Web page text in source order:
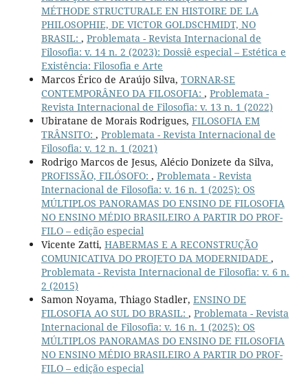
MÉTHODE STRUCTURALE EN HISTOIRE DE LA
PHILOSOPHIE, DE VICTOR GOLDSCHMIDT, NO
BRASIL: , Problemata - Revista Internacional de
Filosofia: v. 14 n. 2 (2023): Dossiê especial – Estética e
Existência: Filosofia e Arte
Marcos Érico de Araújo Silva, TORNAR-SE
CONTEMPORÂNEO DA FILOSOFIA: , Problemata -
Revista Internacional de Filosofia: v. 13 n. 1 (2022)
Ubiratane de Morais Rodrigues, FILOSOFIA EM
TRÂNSITO: , Problemata - Revista Internacional de
Filosofia: v. 12 n. 1 (2021)
Rodrigo Marcos de Jesus, Alécio Donizete da Silva,
PROFISSÃO, FILÓSOFO: , Problemata - Revista
Internacional de Filosofia: v. 16 n. 1 (2025): OS
MÚLTIPLOS PANORAMAS DO ENSINO DE FILOSOFIA
NO ENSINO MÉDIO BRASILEIRO A PARTIR DO PROF-
FILO – edição especial
Vicente Zatti, HABERMAS E A RECONSTRUÇÃO
COMUNICATIVA DO PROJETO DA MODERNIDADE ,
Problemata - Revista Internacional de Filosofia: v. 6 n.
2 (2015)
Samon Noyama, Thiago Stadler, ENSINO DE
FILOSOFIA AO SUL DO BRASIL: , Problemata - Revista
Internacional de Filosofia: v. 16 n. 1 (2025): OS
MÚLTIPLOS PANORAMAS DO ENSINO DE FILOSOFIA
NO ENSINO MÉDIO BRASILEIRO A PARTIR DO PROF-
FILO – edição especial